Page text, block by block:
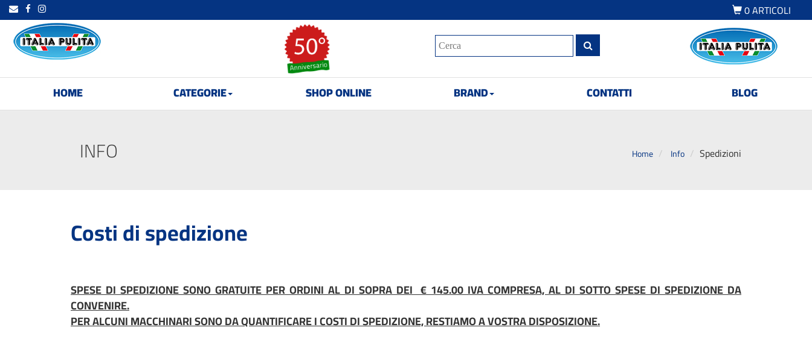
0ARTICOLI
HOME CATEGORIE SHOP ONLINE BRAND CONTATTI BLOG
INFO Home Info Spedizioni
Costi di spedizione
SPESE DI SPEDIZIONE SONO GRATUITE PER ORDINI AL DI SOPRA DEI € 145.00 IVA COMPRESA, AL DI SOTTO SPESE DI SPEDIZIONE DA
CONVENIRE.
PER ALCUNI MACCHINARI SONO DA QUANTIFICARE I COSTI DI SPEDIZIONE, RESTIAMO A VOSTRA DISPOSIZIONE.